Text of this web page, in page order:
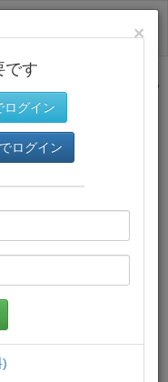
サイトトップに戻る
×
です
ログイン
ログイン
)